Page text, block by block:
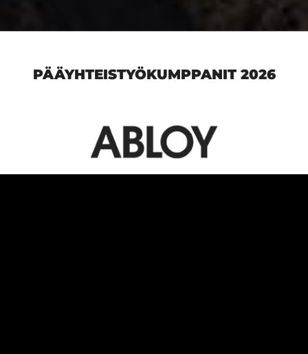
PÄÄYHTEISTYÖKUMPPANIT 2026